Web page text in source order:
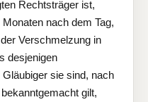
Rechtsträger ist,
nach dem Tag,
Verschmelzung in
desjenigen
sie sind, nach
gilt,